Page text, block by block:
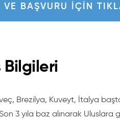
bir kursa katıldığınızda
VE BAŞVURU IÇIN
Bilgileri
Brezilya, Kuveyt, İtalya
3 yıla baz alınarak Uluslara